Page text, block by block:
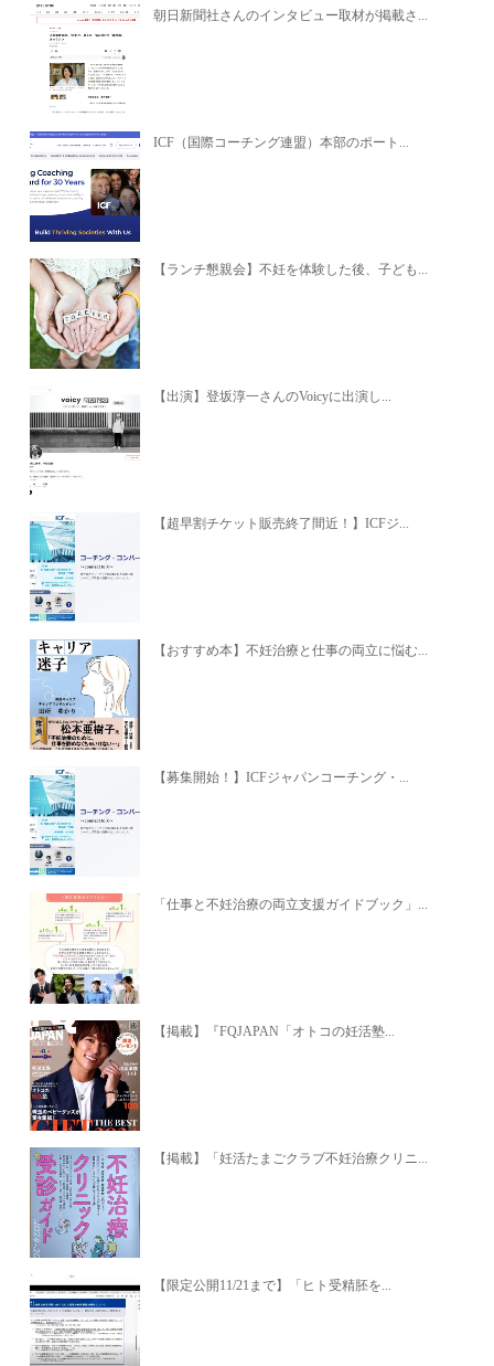
朝日新聞社さんのインタビュー取材が掲載さ...
ICF（国際コーチング連盟）本部のポート...
【ランチ懇親会】不妊を体験した後、子ども...
【出演】登坂淳一さんのVoicyに出演し...
【超早割チケット販売終了間近！】ICFジ...
【おすすめ本】不妊治療と仕事の両立に悩む...
【募集開始！】ICFジャパンコーチング・...
「仕事と不妊治療の両立支援ガイドブック」...
【掲載】『FQJAPAN「オトコの妊活塾...
【掲載】「妊活たまごクラブ不妊治療クリニ...
【限定公開11/21まで】「ヒト受精胚を...